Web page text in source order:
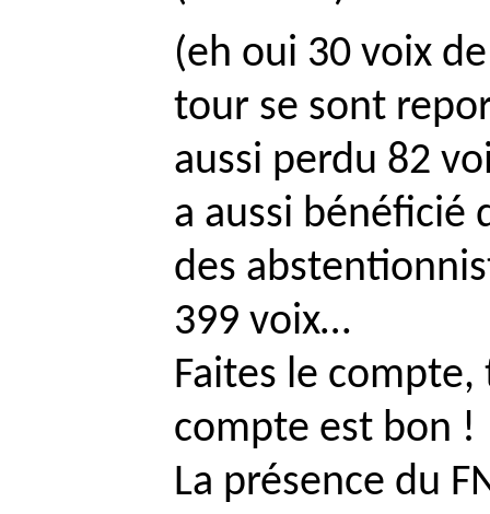
(eh oui 30 voix
tour se sont
aussi perdu 82
a aussi bénéficié
des
399 voix…
Faites le
compte est bon !
La présence du